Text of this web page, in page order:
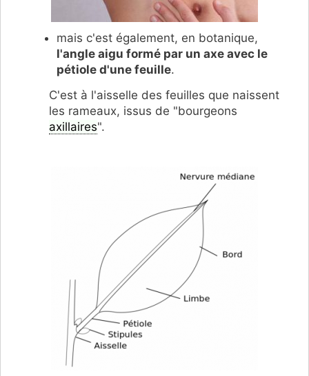
mais c'est également, en botanique,
l'angle aigu formé par un axe avec le
pétiole d'une feuille.
C'est à l'aisselle des feuilles que naissent
les rameaux, issus de "bourgeons
axillaires".